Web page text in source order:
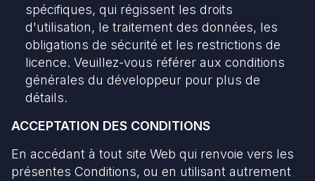
spécifiques, qui régissent les droits
d'utilisation, le traitement des données, les
obligations de sécurité et les restrictions de
licence. Veuillez-vous référer aux conditions
générales du développeur pour plus de
détails.
ACCEPTATION DES CONDITIONS
En accédant à tout site Web qui renvoie vers les
présentes Conditions, ou en utilisant autrement